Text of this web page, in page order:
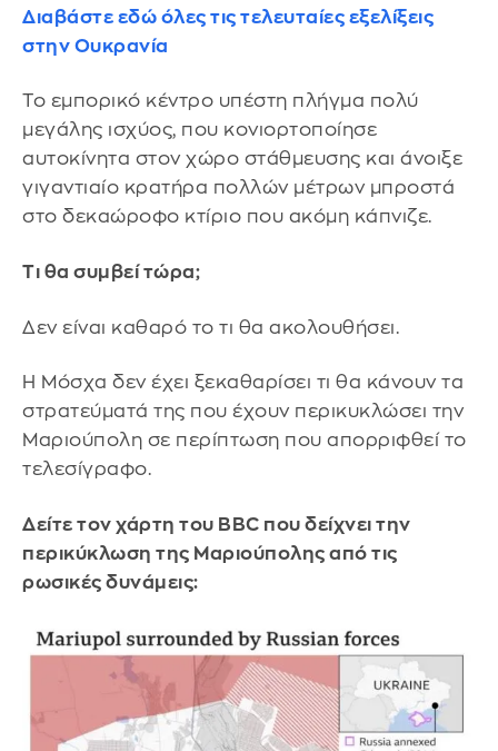
Διαβάστε εδώ όλες τις τελευταίες εξελίξεις
στην Ουκρανία
Το εμπορικό κέντρο υπέστη πλήγμα πολύ
μεγάλης ισχύος, που κονιορτοποίησε
αυτοκίνητα στον χώρο στάθμευσης και άνοιξε
γιγαντιαίο κρατήρα πολλών μέτρων μπροστά
στο δεκαώροφο κτίριο που ακόμη κάπνιζε.
Τι θα συμβεί τώρα;
Δεν είναι καθαρό το τι θα ακολουθήσει.
Η Μόσχα δεν έχει ξεκαθαρίσει τι θα κάνουν τα
στρατεύματά της που έχουν περικυκλώσει την
Μαριούπολη σε περίπτωση που απορριφθεί το
τελεσίγραφο.
Δείτε τον χάρτη του BBC που δείχνει την
περικύκλωση της Μαριούπολης από τις
ρωσικές δυνάμεις: